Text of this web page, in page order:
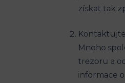
získat tak
Mnoho
trezoru a
informace